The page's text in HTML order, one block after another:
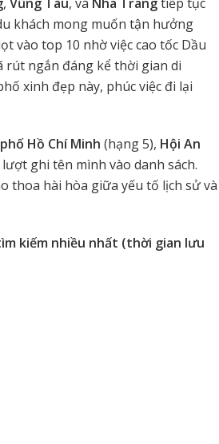
khách mong muốn tận hưởng
vào top 10 nhờ việc cao tốc Dầu
rút ngắn đáng kể thời gian di
xinh đẹp này, phúc việc đi lại
Hồ Chí Minh (hạng 5), Hội An
ghi tên mình vào danh sách.
thoa hài hòa giữa yếu tố lịch sử và
kiếm nhiều nhất (thời gian lưu